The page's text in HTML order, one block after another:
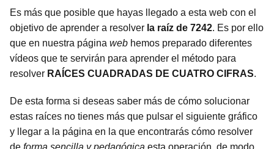
Es más que posible que hayas llegado a esta web con el
objetivo de aprender a resolver la raíz de 7242. Es por ello
que en nuestra página web hemos preparado diferentes
vídeos que te servirán para aprender el método para
resolver RAÍCES CUADRADAS DE CUATRO CIFRAS.
De esta forma si deseas saber más de cómo solucionar
estas raíces no tienes más que pulsar el siguiente gráfico
y llegar a la página en la que encontrarás cómo resolver
de forma sencilla y pedagógica esta operación, de modo